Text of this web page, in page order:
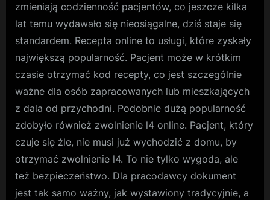
zmieniają codzienność pacjentów, co jeszcze kilka
lat temu wydawało się nieosiągalne, dziś staje się
standardem. Recepta online to usługi, które zyskały
największą popularność. Pacjent może w krótkim
czasie otrzymać kod recepty, co jest szczególnie
ważne dla osób zapracowanych lub mieszkających
z dala od przychodni. Podobnie dużą popularność
zdobyło również zwolnienie l4 online. Pacjent, który
czuje się źle, nie musi już wychodzić z domu, by
otrzymać zwolnienie l4. To nie tylko wygoda, ale
też bezpieczeństwo. Dla pracodawcy dokument
jest tak samo ważny, jak wystawiony tradycyjnie, a